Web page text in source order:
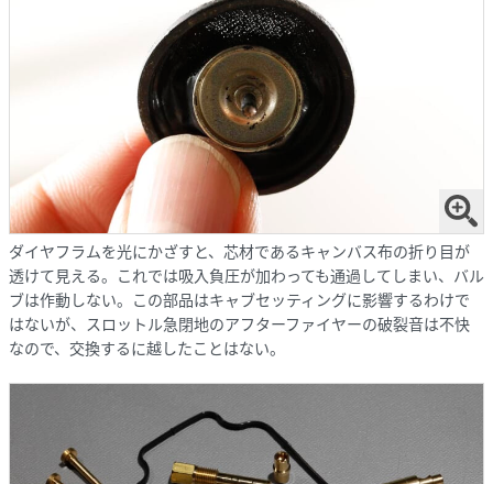
ダイヤフラムを光にかざすと、芯材であるキャンバス布の折り目が
透けて見える。これでは吸入負圧が加わっても通過してしまい、バル
ブは作動しない。この部品はキャブセッティングに影響するわけで
はないが、スロットル急閉地のアフターファイヤーの破裂音は不快
なので、交換するに越したことはない。